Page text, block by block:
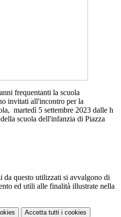
frequentanti la scuola
invitati all'incontro per la
martedì 5 settembre 2023 dalle h
scuola dell'infanzia di Piazza
da questo utilizzati si avvalgono di
ed utili alle finalità illustrate nella
Accetta tutti i cookies